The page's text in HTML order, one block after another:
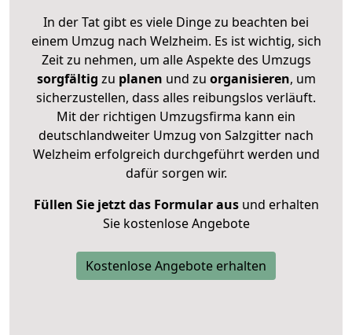
In der Tat gibt es viele Dinge zu beachten bei
einem Umzug nach Welzheim. Es ist wichtig, sich
Zeit zu nehmen, um alle Aspekte des Umzugs
sorgfältig zu planen und zu organisieren, um
sicherzustellen, dass alles reibungslos verläuft.
Mit der richtigen Umzugsfirma kann ein
deutschlandweiter Umzug von Salzgitter nach
Welzheim erfolgreich durchgeführt werden und
dafür sorgen wir.
Füllen Sie jetzt das Formular ausund erhalten
Sie kostenlose Angebote
Kostenlose Angebote erhalten